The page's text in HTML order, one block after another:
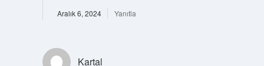
Aralık 6, 2024 Yanıtla
Kartal